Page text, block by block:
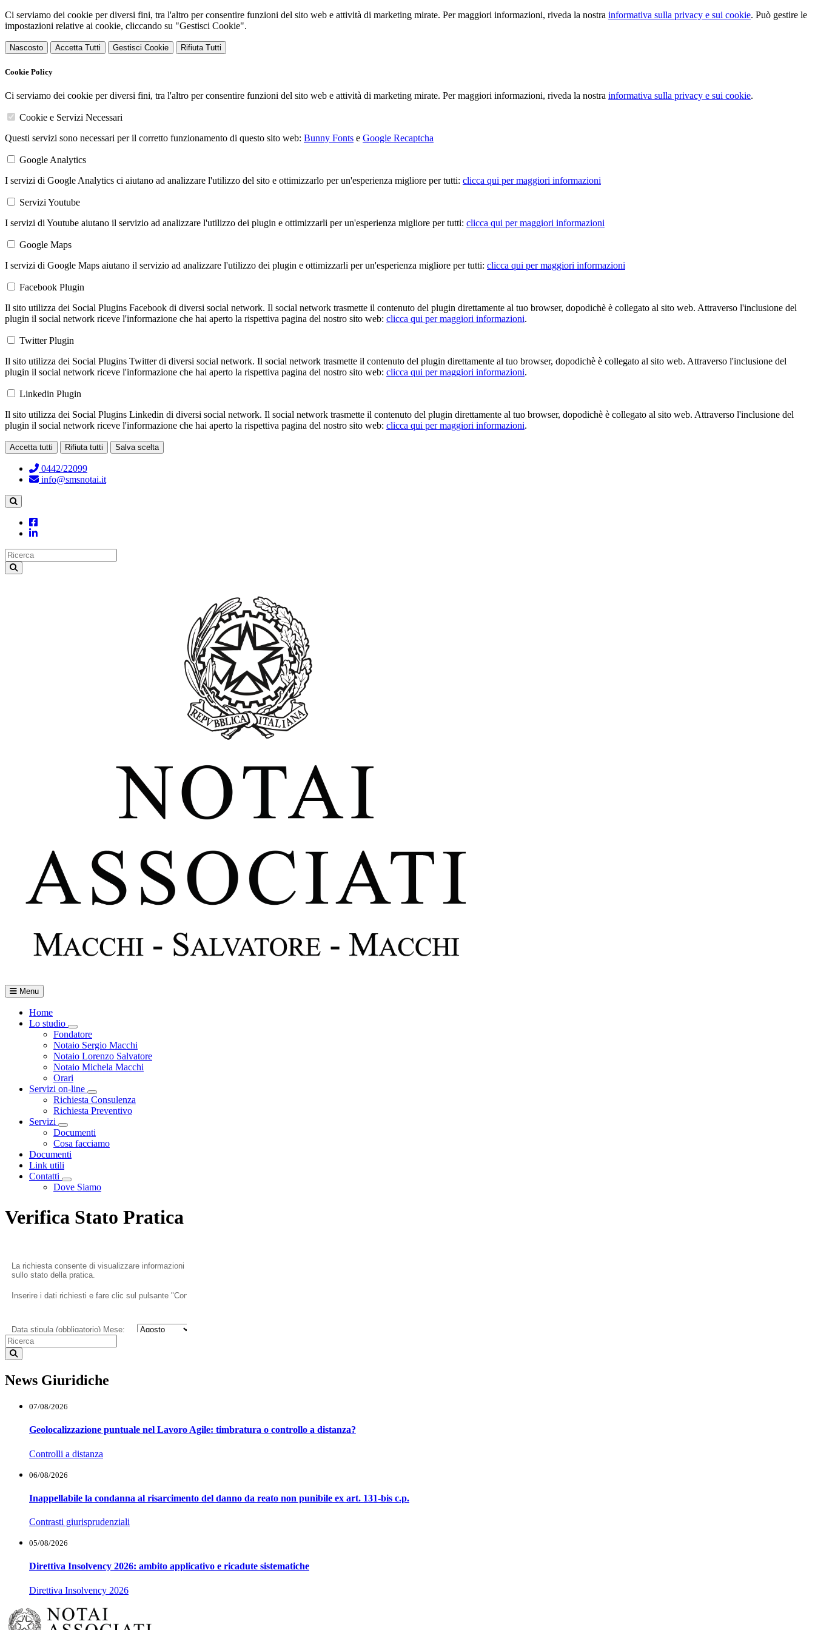
Ci serviamo dei cookie per diversi fini, tra l'altro per consentire funzioni del sito web e attività di marketing mirate. Per maggiori informazioni, riveda la nostra informativa sulla privacy e sui cookie. Può gestire le
impostazioni relative ai cookie, cliccando su "Gestisci Cookie".
Nascosto Accetta Tutti Gestisci Cookie Rifiuta Tutti
Cookie Policy
Ci serviamo dei cookie per diversi fini, tra l'altro per consentire funzioni del sito web e attività di marketing mirate. Per maggiori informazioni, riveda la nostra informativa sulla privacy e sui cookie.
Cookie e Servizi Necessari
Questi servizi sono necessari per il corretto funzionamento di questo sito web: Bunny Fonts e Google Recaptcha
Google Analytics
I servizi di Google Analytics ci aiutano ad analizzare l'utilizzo del sito e ottimizzarlo per un'esperienza migliore per tutti: clicca qui per maggiori informazioni
Servizi Youtube
I servizi di Youtube aiutano il servizio ad analizzare l'utilizzo dei plugin e ottimizzarli per un'esperienza migliore per tutti: clicca qui per maggiori informazioni
Google Maps
I servizi di Google Maps aiutano il servizio ad analizzare l'utilizzo dei plugin e ottimizzarli per un'esperienza migliore per tutti: clicca qui per maggiori informazioni
Facebook Plugin
Il sito utilizza dei Social Plugins Facebook di diversi social network. Il social network trasmette il contenuto del plugin direttamente al tuo browser, dopodichè è collegato al sito web. Attraverso l'inclusione del
plugin il social network riceve l'informazione che hai aperto la rispettiva pagina del nostro sito web: clicca qui per maggiori informazioni.
Twitter Plugin
Il sito utilizza dei Social Plugins Twitter di diversi social network. Il social network trasmette il contenuto del plugin direttamente al tuo browser, dopodichè è collegato al sito web. Attraverso l'inclusione del
plugin il social network riceve l'informazione che hai aperto la rispettiva pagina del nostro sito web: clicca qui per maggiori informazioni.
Linkedin Plugin
Il sito utilizza dei Social Plugins Linkedin di diversi social network. Il social network trasmette il contenuto del plugin direttamente al tuo browser, dopodichè è collegato al sito web. Attraverso l'inclusione del
plugin il social network riceve l'informazione che hai aperto la rispettiva pagina del nostro sito web: clicca qui per maggiori informazioni.
Accetta tutti Rifiuta tutti Salva scelta
0442/22099
info@smsnotai.it
Menu
Home
Lo studio
Toggle Dropdown
Fondatore
Notaio Sergio Macchi
Notaio Lorenzo Salvatore
Notaio Michela Macchi
Orari
Servizi on-line
Toggle Dropdown
Richiesta Consulenza
Richiesta Preventivo
Servizi
Toggle Dropdown
Documenti
Cosa facciamo
Documenti
Link utili
Contatti
Toggle Dropdown
Dove Siamo
Verifica Stato Pratica
News Giuridiche
07/08/2026
Geolocalizzazione puntuale nel Lavoro Agile: timbratura o controllo a distanza?
Controlli a distanza
06/08/2026
Inappellabile la condanna al risarcimento del danno da reato non punibile ex art. 131-bis c.p.
Contrasti giurisprudenziali
05/08/2026
Direttiva Insolvency 2026: ambito applicativo e ricadute sistematiche
Direttiva Insolvency 2026